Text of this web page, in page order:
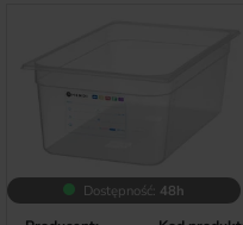
Dostępność: 48h